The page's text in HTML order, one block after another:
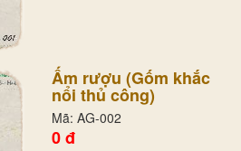
Ấm rượu (Gốm khắc
nổi thủ công)
Mã: AG-002
0 đ